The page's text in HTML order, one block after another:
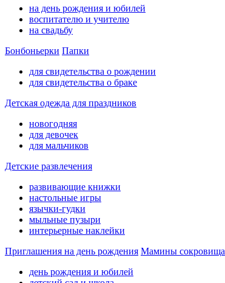
на день рождения и юбилей
воспитателю и учителю
на свадьбу
Бонбоньерки Папки
для свидетельства о рождении
для свидетельства о браке
Детская одежда для праздников
новогодняя
для девочек
для мальчиков
Детские развлечения
развивающие книжки
настольные игры
язычки-гудки
мыльные пузыри
интерьерные наклейки
Приглашения на день рождения Мамины сокровища
день рождения и юбилей